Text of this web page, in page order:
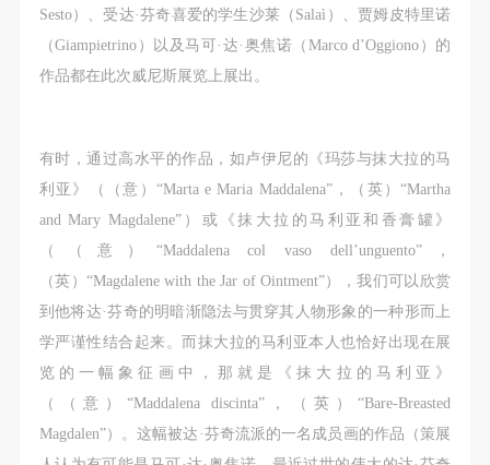
Sesto）、受达·芬奇喜爱的学生沙莱（Salaì）、贾姆皮特里诺
（Giampietrino）以及马可·达·奥焦诺（Marco d’Oggiono）的
作品都在此次威尼斯展览上展出。
有时，通过高水平的作品，如卢伊尼的《玛莎与抹大拉的马
利亚》（（意）“Marta e Maria Maddalena”，（英）“Martha
and Mary Magdalene”）或《抹大拉的马利亚和香膏罐》
（（意）“Maddalena col vaso dell’unguento”，
（英）“Magdalene with the Jar of Ointment”），我们可以欣赏
到他将达·芬奇的明暗渐隐法与贯穿其人物形象的一种形而上
学严谨性结合起来。而抹大拉的马利亚本人也恰好出现在展
览的一幅象征画中，那就是《抹大拉的马利亚》
（（意）“Maddalena discinta”，（英）“Bare-Breasted
Magdalen”）。这幅被达·芬奇流派的一名成员画的作品（策展
故，活动中任何非事故当事人及美术馆将不承担人身
事故的任何责任，但有互相援助的义务。参加活动的
成员应当积极主动的组织实施救援工作，但对事故本
第五条
参加活动者在此次活动期间应主动遵守美术馆活动秩
序、维护美术馆场地及展示、展览、馆藏艺术作品及
衍生品的安全。活动中一旦因个人原因造成美术馆场
地、空间、艺术品、衍生品等受到不同程度的损失、
破坏。活动中任何非事故当事人及美术馆将不承担相
应的责任与损失，应由参与活动者根据相应的法律条
文、组织规定进行协商和赔偿。并追究相应的法律责
任和经济责任。
第六条
故，活动中任何非事故当事人及美术馆将不承担人身
事故的任何责任，但有互相援助的义务。参加活动的
成员应当积极主动的组织实施救援工作，但对事故本
第五条
参加活动者在此次活动期间应主动遵守美术馆活动秩
序、维护美术馆场地及展示、展览、馆藏艺术作品及
衍生品的安全。活动中一旦因个人原因造成美术馆场
地、空间、艺术品、衍生品等受到不同程度的损失、
破坏。活动中任何非事故当事人及美术馆将不承担相
应的责任与损失，应由参与活动者根据相应的法律条
文、组织规定进行协商和赔偿。并追究相应的法律责
任和经济责任。
第六条
故，活动中任何非事故当事人及美术馆将不承担人身
事故的任何责任，但有互相援助的义务。参加活动的
成员应当积极主动的组织实施救援工作，但对事故本
第五条
参加活动者在此次活动期间应主动遵守美术馆活动秩
序、维护美术馆场地及展示、展览、馆藏艺术作品及
衍生品的安全。活动中一旦因个人原因造成美术馆场
地、空间、艺术品、衍生品等受到不同程度的损失、
破坏。活动中任何非事故当事人及美术馆将不承担相
应的责任与损失，应由参与活动者根据相应的法律条
文、组织规定进行协商和赔偿。并追究相应的法律责
任和经济责任。
第六条
快捷登录 帐号密码登录
手机号码
发送验证码
手机号码将作为您的登录账号